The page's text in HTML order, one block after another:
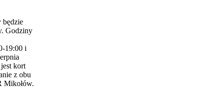
będzie
Godziny
19:00 i
kort
z obu
Mikołów.